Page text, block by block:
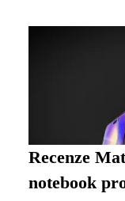
Recenze
notebook